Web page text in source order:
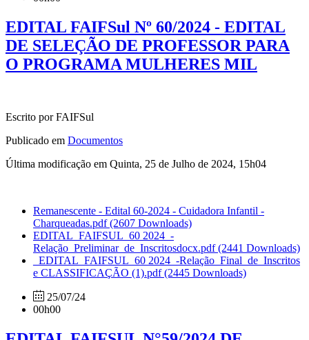
EDITAL FAIFSul Nº 60/2024 - EDITAL
DE SELEÇÃO DE PROFESSOR PARA
O PROGRAMA MULHERES MIL
Escrito por FAIFSul
Publicado em Documentos
Última modificação em Quinta, 25 de Julho de 2024, 15h04
Remanescente - Edital 60-2024 - Cuidadora Infantil -
Charqueadas.pdf(2607 Downloads)
EDITAL_FAIFSUL_60 2024_-
Relação_Preliminar_de_Inscritosdocx.pdf(2441 Downloads)
_EDITAL_FAIFSUL_60 2024_-Relação_Final_de_Inscritos
e CLASSIFICAÇÃO (1).pdf(2445 Downloads)
25/07/24
00h00